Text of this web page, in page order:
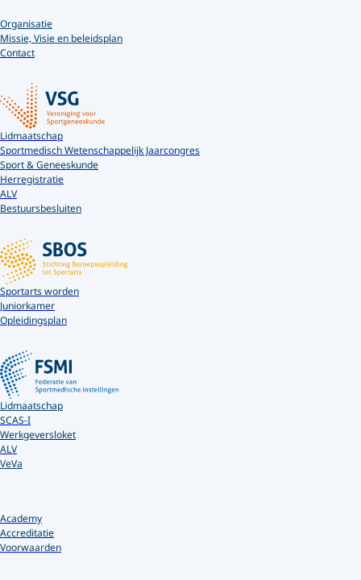
Organisatie
Missie, Visie en beleidsplan
Contact
Lidmaatschap
Sportmedisch Wetenschappelijk Jaarcongres
Sport & Geneeskunde
Herregistratie
ALV
Bestuursbesluiten
Sportarts worden
Juniorkamer
Opleidingsplan
Lidmaatschap
SCAS-I
Werkgeversloket
ALV
VeVa
Academy
Accreditatie
Voorwaarden